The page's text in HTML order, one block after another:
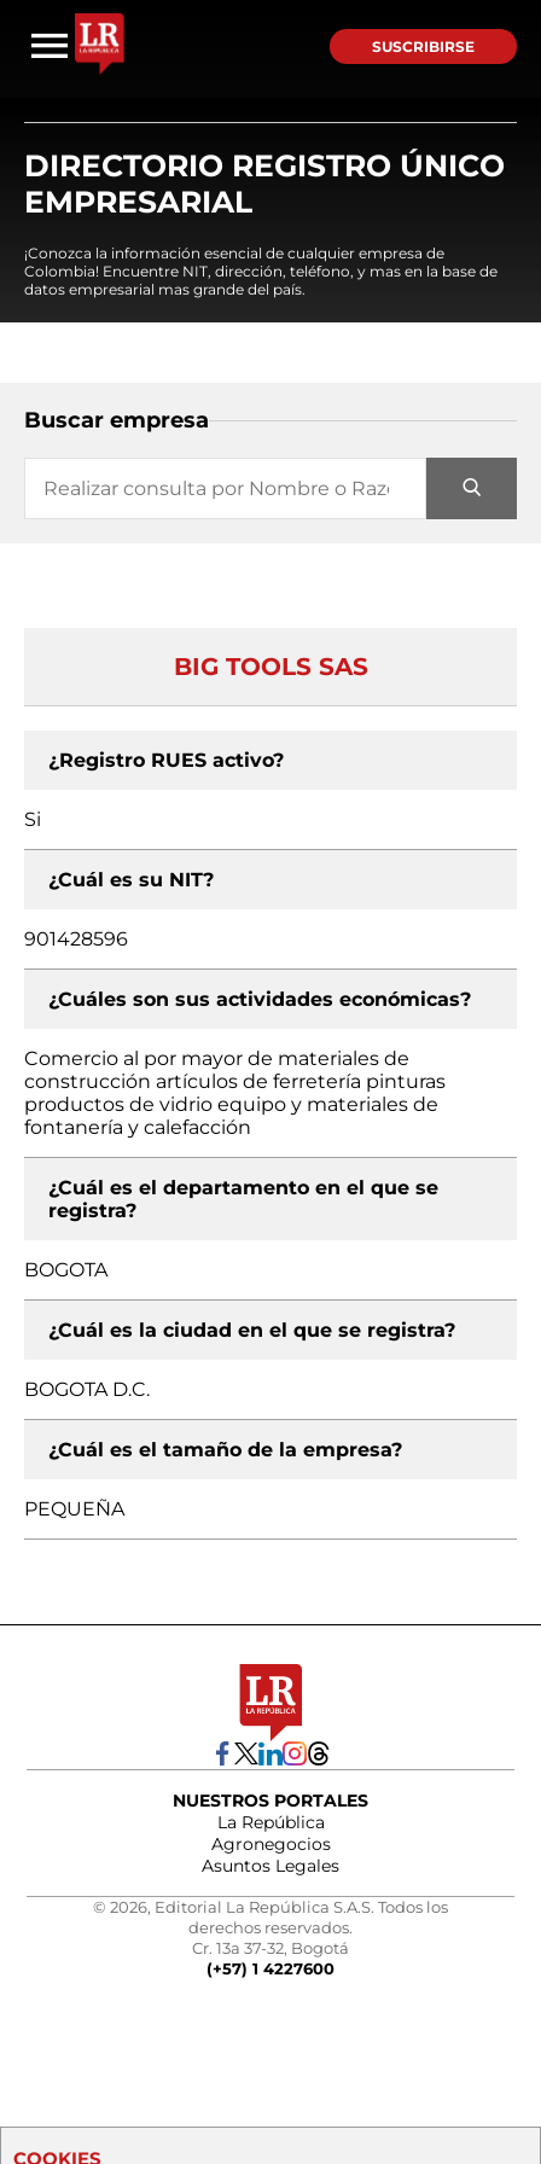
SUSCRIBIRSE
DIRECTORIO REGISTRO ÚNICO
EMPRESARIAL
¡Conozca la información esencial de cualquier empresa de
Colombia! Encuentre NIT, dirección, teléfono, y mas en la base de
datos empresarial mas grande del país.
Buscar empresa
BIG TOOLS SAS
¿Registro RUES activo?
Si
¿Cuál es su NIT?
901428596
¿Cuáles son sus actividades económicas?
Comercio al por mayor de materiales de
construcción artículos de ferretería pinturas
productos de vidrio equipo y materiales de
fontanería y calefacción
¿Cuál es el departamento en el que se
registra?
BOGOTA
¿Cuál es la ciudad en el que se registra?
BOGOTA D.C.
¿Cuál es el tamaño de la empresa?
PEQUEÑA
NUESTROS PORTALES
La República
Agronegocios
Asuntos Legales
© 2026, Editorial La República S.A.S. Todos los
derechos reservados.
Cr. 13a 37-32, Bogotá
(+57) 1 4227600
COOKIES